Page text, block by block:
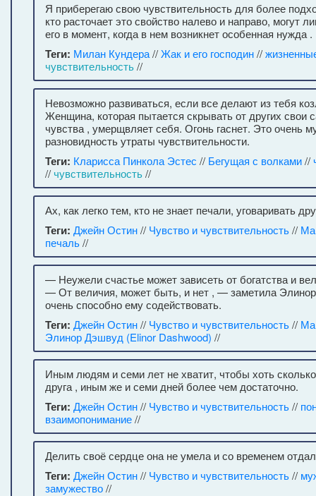
Я приберегаю свою чувствительность для более
кто расточает это свойство налево и направо, могут
его в момент, когда в нем возникнет особенная нужда .
Теги: Милан Кундера//Жак и его господин//
чувствительность//
Невозможно развиваться, если все делают из тебя
Женщина, которая пытается скрывать от других свои
чувства , умерщвляет себя. Огонь гаснет. Это очень
разновидность утраты чувствительности.
Теги: Кларисса Пинкола Эстес // Бегущая с волками//
//чувствительность//
Ах, как легко тем, кто не знает печали, уговаривать
Теги: Джейн Остин// Чувство и чувствительность//
печаль//
— Неужели счастье может зависеть от богатства и
— От величия, может быть, и нет , — заметила
очень способно ему содействовать.
Теги: Джейн Остин// Чувство и чувствительность//
Элинор Дэшвуд (Elinor Dashwood) //
Иным людям и семи лет не хватит, чтобы хоть
друга , иным же и семи дней более чем достаточно.
Теги: Джейн Остин// Чувство и чувствительность//
взаимопонимание//
Делить своё сердце она не умела и со временем
Теги: Джейн Остин// Чувство и чувствительность//
замужество//